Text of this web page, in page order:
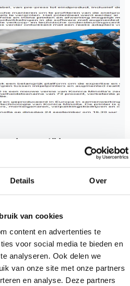
Details Over
van cookies
content en advertenties te
voor social media te bieden en
analyseren. Ook delen we
van onze site met onze partners
en analyse. Deze partners
tijdens
van etiketten zal ook dit
tijdens de Labelexpo…